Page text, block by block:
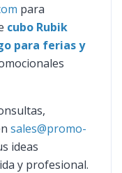
para
cubo Rubik
para ferias y
sales@promo-
ideas
y profesional.